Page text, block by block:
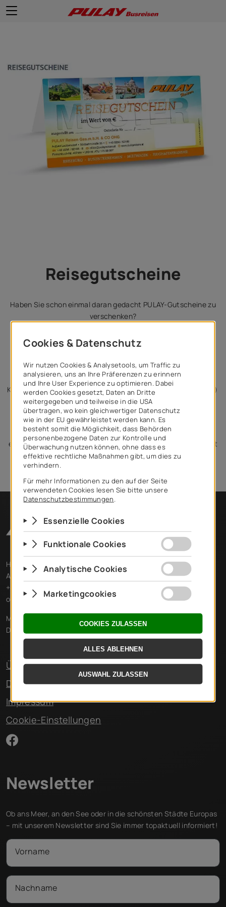
Reisegutscheine
Haben Sie schon einmal daran gedacht PULAY-Gutscheine zu
verschenken?
damit schenken Sie Ihren Lieben „ein Stück Urlaub“, einen
Theaterabende.
Kommen Sie persönlich vorbei, rufen Sie uns an (02256/62188)
oder schicken Sie eine E-Mail (office@pulayreisen.at).
Dabei bitten wir um Verständnis, dass wir die Bezahlung von
Gutscheinen nur in bar akzeptieren. Bei Zusendung per Post
erhalten Sie beiliegend einen Zahlschein. Der Gutschein erhält
seine Gültigkeit, wenn die Zahlung bei uns eingegangen ist.
Newsletter
Ob ans Meer, an den See oder in die schönsten Städte Europas
– mit unserem Newsletter sind Sie immer topaktuell informiert!
Vorname
Nachname
Hauptstraße 16-18 / GL2
A-2544 Leobersdorf
+43 2256 62188
office@pulayreisen.at
Mo, Di, Mi, Fr von 08.00 - 16.00 Uhr
Do von 08.00 - 12.00 Uhr
Über Uns
Datenschutz
Impressum
Cookie-Einstellungen